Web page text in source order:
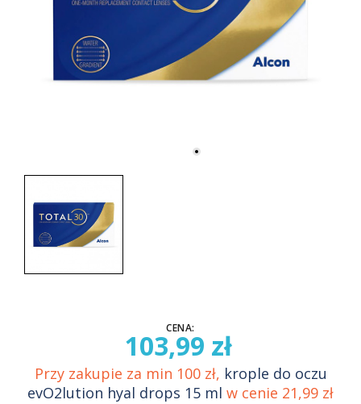
CENA:
103,99 zł
Przy zakupie za min 100 zł, krople do oczu
evO2lution hyal drops 15 ml w cenie 21,99 zł